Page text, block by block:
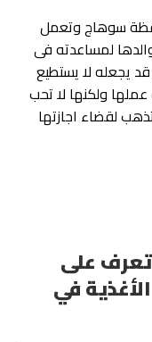
سوهاج وتعمل
لمساعدته فى
يجعله لا يستطيع
ولكنها لا تحب
لقضاء اجازتها
تعرف على
في